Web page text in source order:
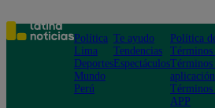
movidos a
los viernes?
Política
Lima
Deportes
Mundo
Perú
Te ayudo
Tendencias
Espectáculos
Política
Términos
Términos
aplicación
Términos
APP